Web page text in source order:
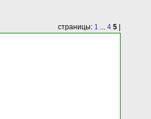
страницы: 1 ... 4 5